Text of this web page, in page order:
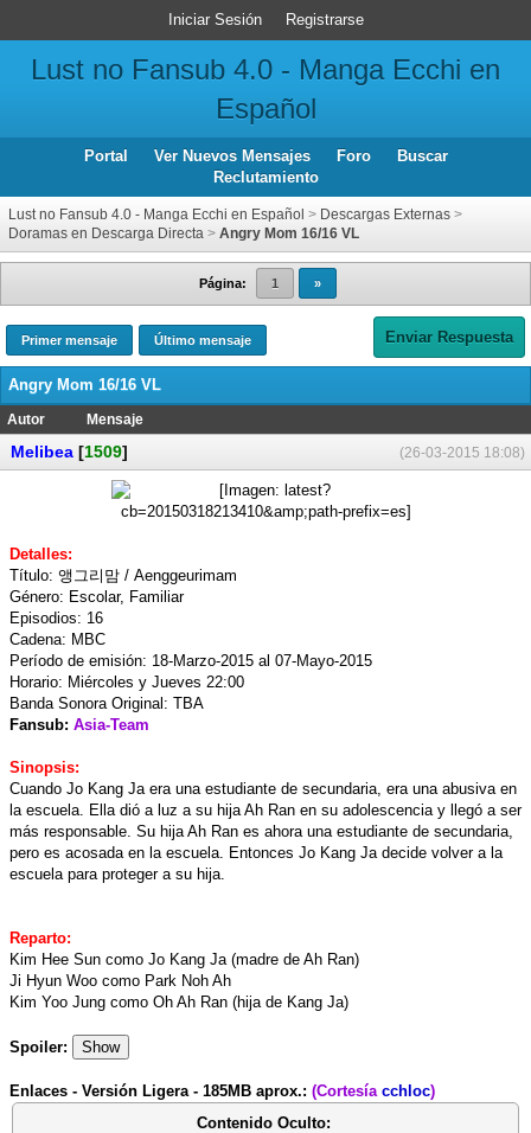
Iniciar Sesión Registrarse
Lust no Fansub 4.0 - Manga Ecchi en
Español
Portal Ver Nuevos Mensajes Foro
Buscar
Reclutamiento
Lust no Fansub 4.0 - Manga Ecchi en Español > Descargas Externas >
Doramas en Descarga Directa > Angry Mom 16/16 VL
Página: 1 »
Primer mensaje Último mensaje Enviar Respuesta
Angry Mom 16/16 VL
Autor
Mensaje
(26-03-2015 18:08)
Melibea [1509]
Detalles:
Título: 앵그리맘 / Aenggeurimam
Género: Escolar, Familiar
Episodios: 16
Cadena: MBC
Período de emisión: 18-Marzo-2015 al 07-Mayo-2015
Horario: Miércoles y Jueves 22:00
Banda Sonora Original: TBA
Fansub: Asia-Team
Sinopsis:
Cuando Jo Kang Ja era una estudiante de secundaria, era una abusiva en
la escuela. Ella dió a luz a su hija Ah Ran en su adolescencia y llegó a ser
más responsable. Su hija Ah Ran es ahora una estudiante de secundaria,
pero es acosada en la escuela. Entonces Jo Kang Ja decide volver a la
escuela para proteger a su hija.
Reparto:
Kim Hee Sun como Jo Kang Ja (madre de Ah Ran)
Ji Hyun Woo como Park Noh Ah
Kim Yoo Jung como Oh Ah Ran (hija de Kang Ja)
Spoiler: Show
Enlaces - Versión Ligera - 185MB aprox.: (Cortesía cchloc)
Contenido Oculto: